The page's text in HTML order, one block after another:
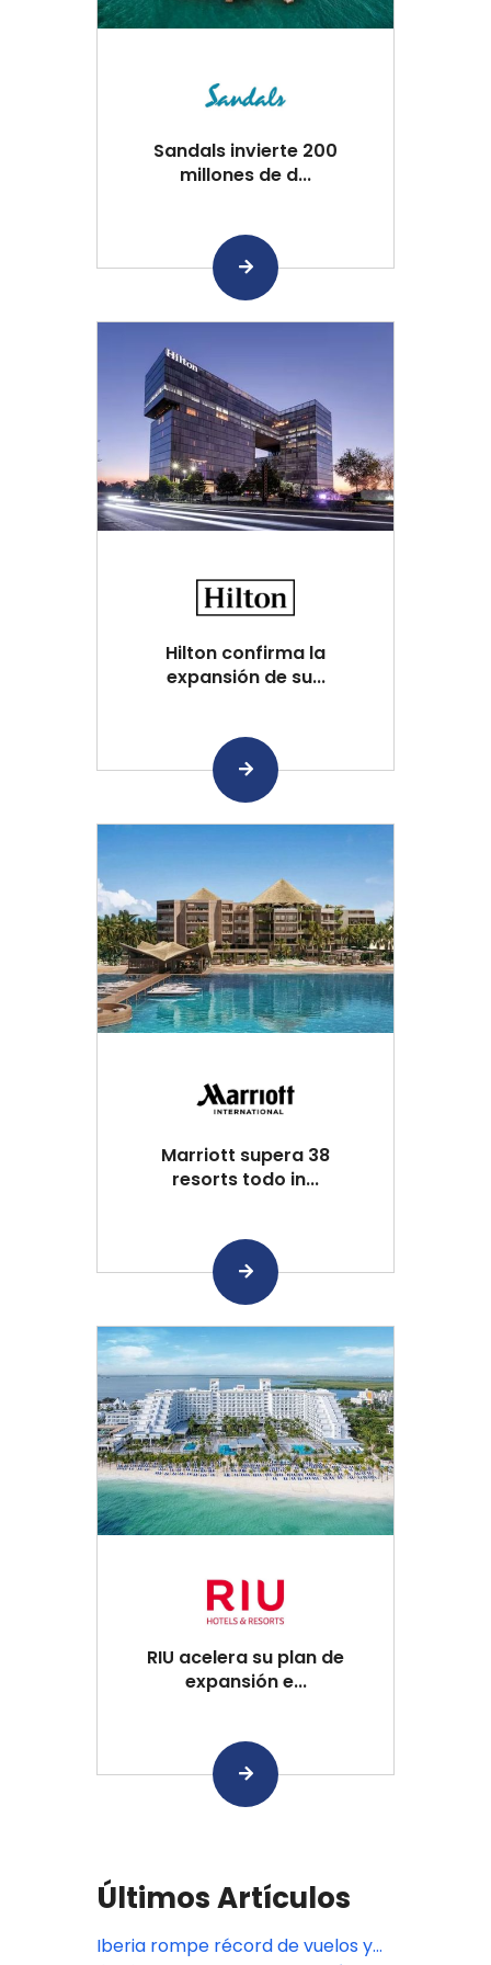
Sandals invierte 200
millones de d...
Hilton confirma la
expansión de su...
Marriott supera 38
resorts todo in...
RIU acelera su plan de
expansión e...
Últimos Artículos
Iberia rompe récord de vuelos y